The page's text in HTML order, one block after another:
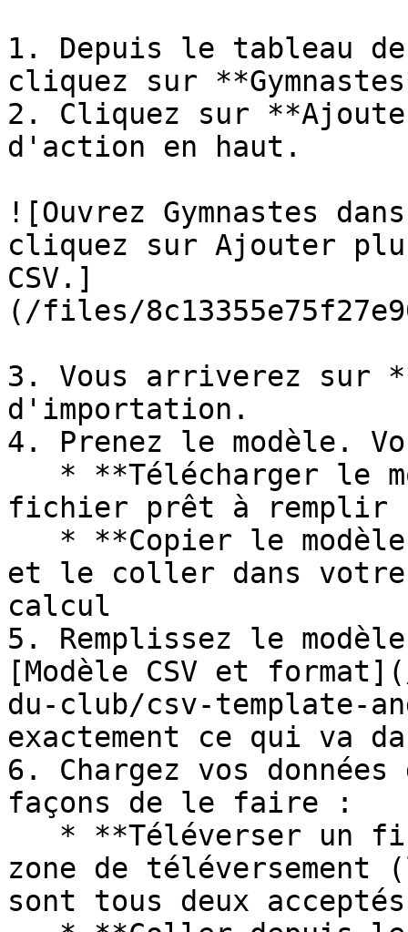
1. Depuis le tableau
cliquez sur
2. Cliquez sur
d'action en haut.
![Ouvrez Gymnastes
cliquez sur Ajouter
CSV.]
(/files/
3. Vous arriverez sur
d'importation.
4. Prenez le modèle.
fichier prêt à remplir
et le coller dans
calcul
5. Remplissez le
[Modèle CSV et
du-club/csv-template-
exactement ce qui va
6. Chargez vos
façons de le faire :
zone de téléversement
sont tous deux